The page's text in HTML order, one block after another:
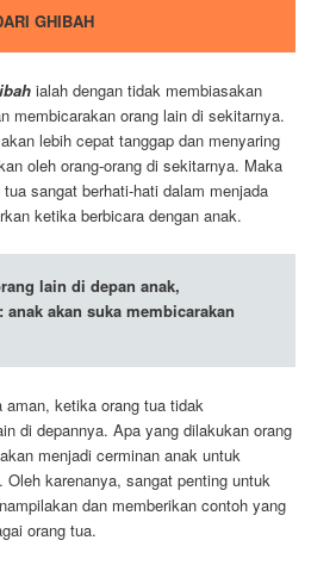
GHIBAH
ialah dengan tidak membiasakan
membicarakan orang lain di sekitarnya.
lebih cepat tanggap dan menyaring
oleh orang-orang di sekitarnya. Maka
sangat berhati-hati dalam menjada
ketika berbicara dengan anak.
lain di depan anak,
anak akan suka membicarakan
aman, ketika orang tua tidak
di depannya. Apa yang dilakukan orang
menjadi cerminan anak untuk
Oleh karenanya, sangat penting untuk
dan memberikan contoh yang
orang tua.